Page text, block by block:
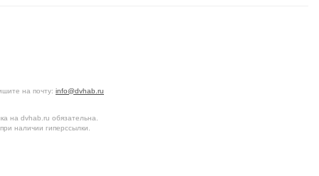
на почту: info@dvhab.ru
на dvhab.ru обязательна.
наличии гиперссылки.